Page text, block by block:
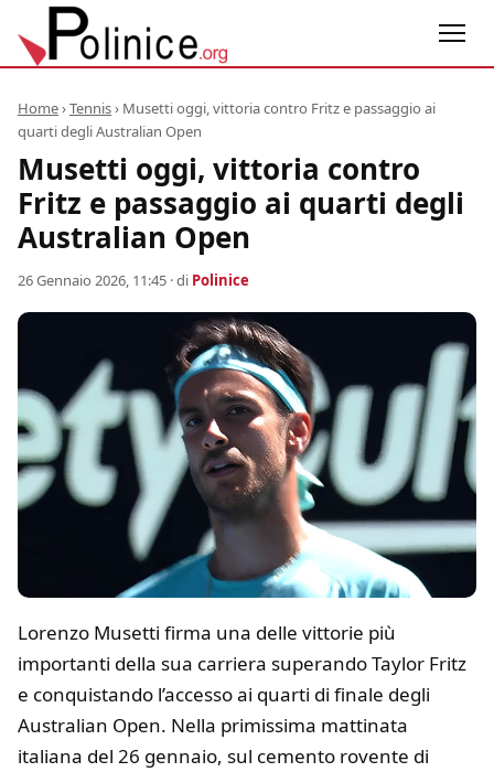
Home›Tennis› Musetti oggi, vittoria contro Fritz e passaggio ai
quarti degli Australian Open
Musetti oggi, vittoria contro
Fritz e passaggio ai quarti degli
Australian Open
26 Gennaio 2026, 11:45 · di Polinice
Lorenzo Musetti firma una delle vittorie più
importanti della sua carriera superando Taylor Fritz
e conquistando l’accesso ai quarti di finale degli
Australian Open. Nella primissima mattinata
italiana del 26 gennaio, sul cemento rovente di